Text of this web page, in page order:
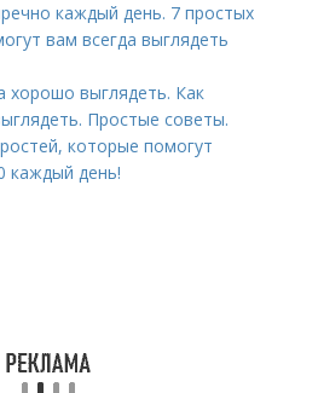
каждый день. 7 простых
вам всегда выглядеть
хорошо выглядеть. Как
Простые советы.
которые помогут
каждый день!